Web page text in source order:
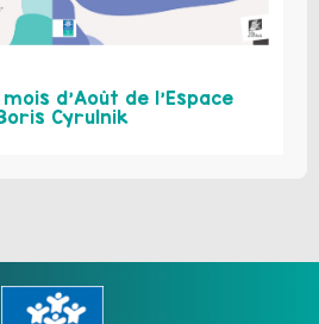
d’Août de l’Espace
Cyrulnik